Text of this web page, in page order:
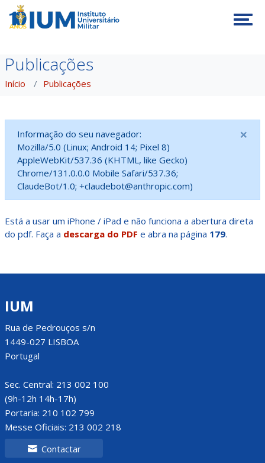
Publicações
Início Publicações
Informação do seu navegador:
Mozilla/5.0 (Linux; Android 14; Pixel 8)
AppleWebKit/537.36 (KHTML, like Gecko)
Chrome/131.0.0.0 Mobile Safari/537.36;
ClaudeBot/1.0; +claudebot@anthropic.com)
×
Está a usar um iPhone / iPad e não funciona a abertura direta
do pdf. Faça a descarga do PDF e abra na página 179.
IUM
Rua de Pedrouços s/n
1449-027 LISBOA
Portugal
Sec. Central: 213 002 100
(9h-12h 14h-17h)
Portaria: 210 102 799
Messe Oficiais: 213 002 218
Contactar